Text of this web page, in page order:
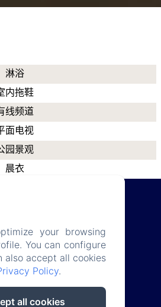
淋浴
内拖鞋
线频道
面电视
园景观
晨衣
your browsing
You can configure
also accept all cookies
Policy.
all cookies